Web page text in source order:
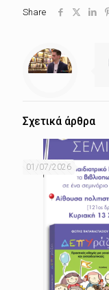
Share
Σχετικά άρθρα
01/07/2026